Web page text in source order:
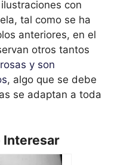
con
tal como se ha
anteriores, en el
otros tantos
y son
, algo que se debe
se adaptan a toda
Interesar